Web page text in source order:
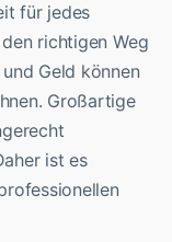
für jedes
richtigen Weg
Geld können
Großartige
ist es